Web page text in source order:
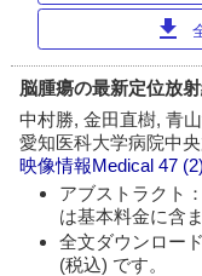
download
脳腫瘍の最新定位放
中村勝, 金田直樹, 青
愛知医科大学病院中
映像情報Medical 47 (2)
アブストラクト
は基本料金に含
全文ダウンロー
(税込) です。